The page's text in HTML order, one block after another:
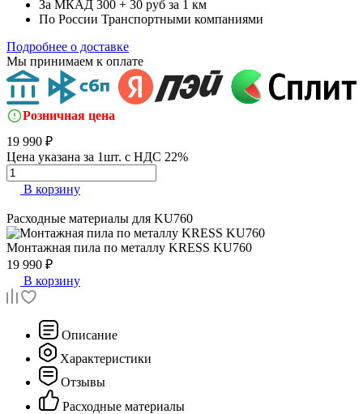
За МКАД 300 + 30 руб за 1 км
По России Транспортными компаниями
Подробнее о доставке
Мы принимаем к оплате
Розничная цена
19 990 ₽
Цена указана за 1шт. с НДС 22%
В корзину
Расходные материалы для KU760
Монтажная пила по металлу KRESS KU760
19 990 ₽
В корзину
Описание
Характеристики
Отзывы
Расходные материалы